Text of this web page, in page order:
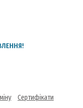
Сертифікати